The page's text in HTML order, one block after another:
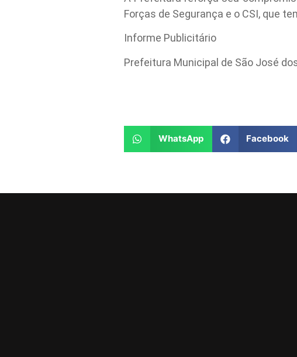
Forças de Segurança e o CSI, que
Informe Publicitário
Prefeitura Municipal de São José
WhatsApp Facebook